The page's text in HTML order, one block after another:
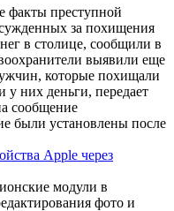
факты преступной
за похищения
в столице, сообщили в
выявили еще
которые похищали
них деньги, передает
сообщение
были установлены после
Apple через
модули в
фото и